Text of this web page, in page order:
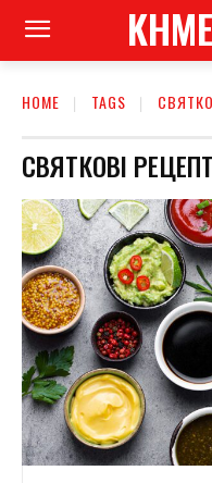
HOME TAGS
СВЯТКОВІ